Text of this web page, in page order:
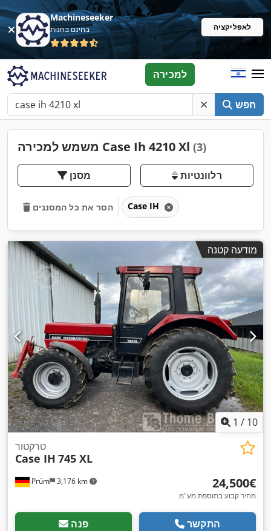
Machineseeker
בחינם בחנות לאפליקציה
חפש
למכירה
משמש למכירה Case Ih 4210 Xl (3)
מסנן רלוונטיות
הסר את כל המסננים Case IH
מודעה קטנה
1 / 10
Prüm 3,176 km
טרקטור
Case IH 745 XL
‏24,500 ‏€
מחיר קבוע בתוספת מע"מ
פנה התקשר